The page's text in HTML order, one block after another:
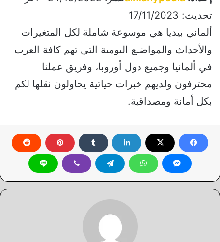
تحديث: 17/11/2023
ألماني بيديا هي موسوعة شاملة لكل المتغيرات
والأحداث والمواضيع اليومية التي تهم كافة العرب
في ألمانيا وجميع دول أوروبا، وفريق عملنا
محترفون ولديهم خبرات حياتية يحاولون نقلها لكم
بكل أمانة ومصداقية.